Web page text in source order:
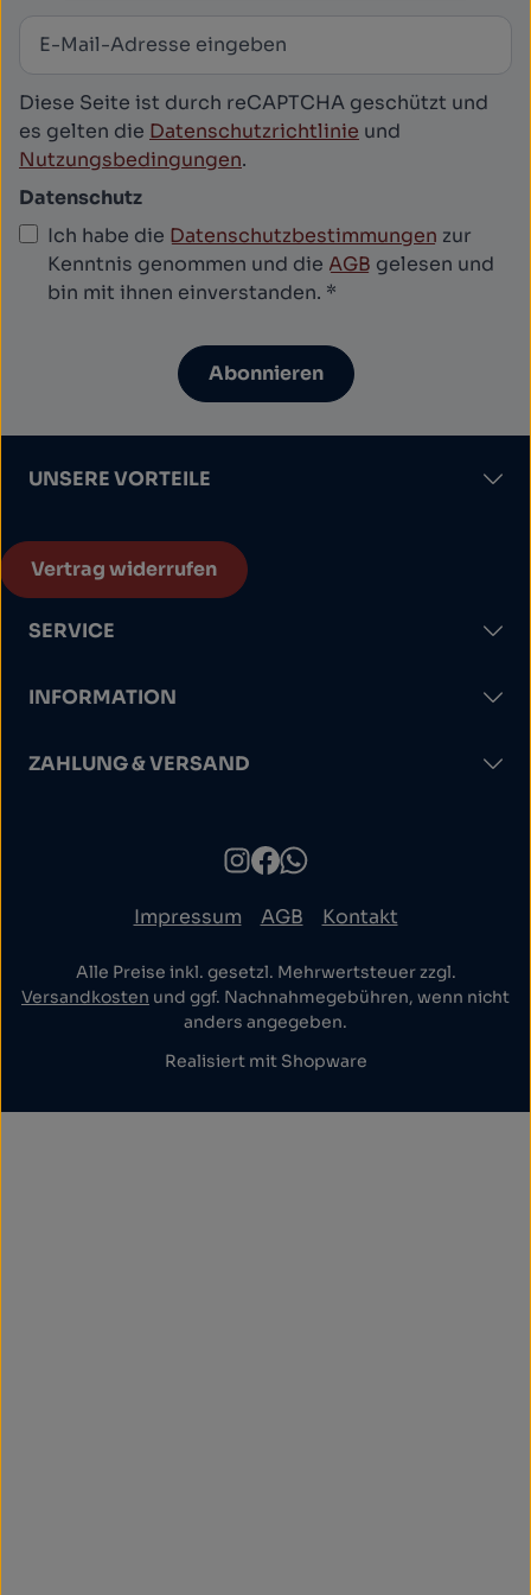
Newsletter abonnieren
Diese Seite ist durch reCAPTCHA geschützt und
es gelten die Datenschutzrichtlinie und
Nutzungsbedingungen.
Datenschutz
Ich habe die Datenschutzbestimmungen zur
Kenntnis genommen und die AGB gelesen und
bin mit ihnen einverstanden. *
Abonnieren
UNSERE VORTEILE
Vertrag widerrufen
SERVICE
INFORMATION
ZAHLUNG & VERSAND
Impressum AGB Kontakt
Alle Preise inkl. gesetzl. Mehrwertsteuer zzgl.
Versandkosten und ggf. Nachnahmegebühren, wenn nicht
anders angegeben.
Realisiert mit Shopware